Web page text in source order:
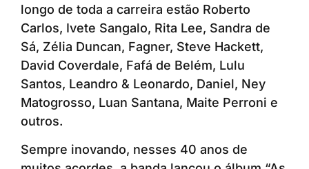
longo de toda a carreira estão Roberto
Carlos, Ivete Sangalo, Rita Lee, Sandra de
Sá, Zélia Duncan, Fagner, Steve Hackett,
David Coverdale, Fafá de Belém, Lulu
Santos, Leandro & Leonardo, Daniel, Ney
Matogrosso, Luan Santana, Maite Perroni e
outros.
Sempre inovando, nesses 40 anos de